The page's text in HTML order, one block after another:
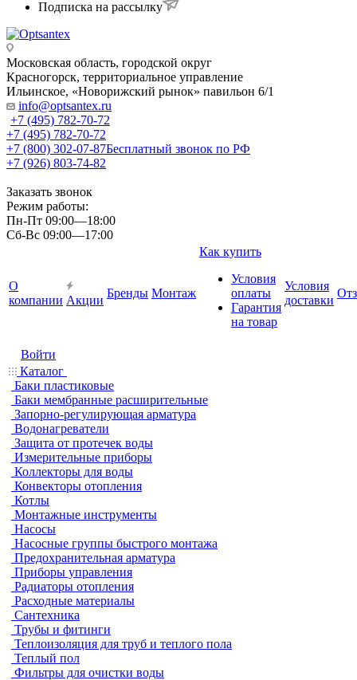
Подписка на рассылку
Московская область, городской округ
Красногорск, территориальное управление
Ильинское, «Новорижский рынок» павильон 6/1
info@optsantex.ru
+7 (495) 782-70-72
+7 (495) 782-70-72
+7 (800) 302-07-87Бесплатный звонок по РФ
+7 (926) 803-74-82
Заказать звонок
Режим работы:
Пн-Пт 09:00—18:00
Сб-Вс 09:00—17:00
О
компании Акции
Бренды Монтаж
Как купить
Условия
оплаты
Гарантия
на товар
Условия
доставки
Войти
Каталог
Баки пластиковые
Баки мембранные расширительные
Запорно-регулирующая арматура
Водонагреватели
Защита от протечек воды
Измерительные приборы
Коллекторы для воды
Конвекторы отопления
Котлы
Монтажные инструменты
Насосы
Насосные группы быстрого монтажа
Предохранительная арматура
Приборы управления
Радиаторы отопления
Расходные материалы
Сантехника
Трубы и фитинги
Теплоизоляция для труб и теплого пола
Теплый пол
Фильтры для очистки воды